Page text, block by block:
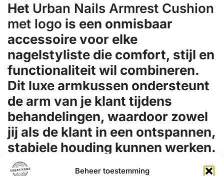
Beheer toestemming
Het Urban Nails Armrest Cushion
met logo is een onmisbaar
accessoire voor elke
nagelstyliste die comfort, stijl en
functionaliteit wil combineren.
Dit luxe armkussen ondersteunt
de arm van je klant tijdens
behandelingen, waardoor zowel
jij als de klant in een ontspannen,
stabiele houding kunnen werken.
Destevige, zachte vulling
voorkomt vermoeidheid en biedt